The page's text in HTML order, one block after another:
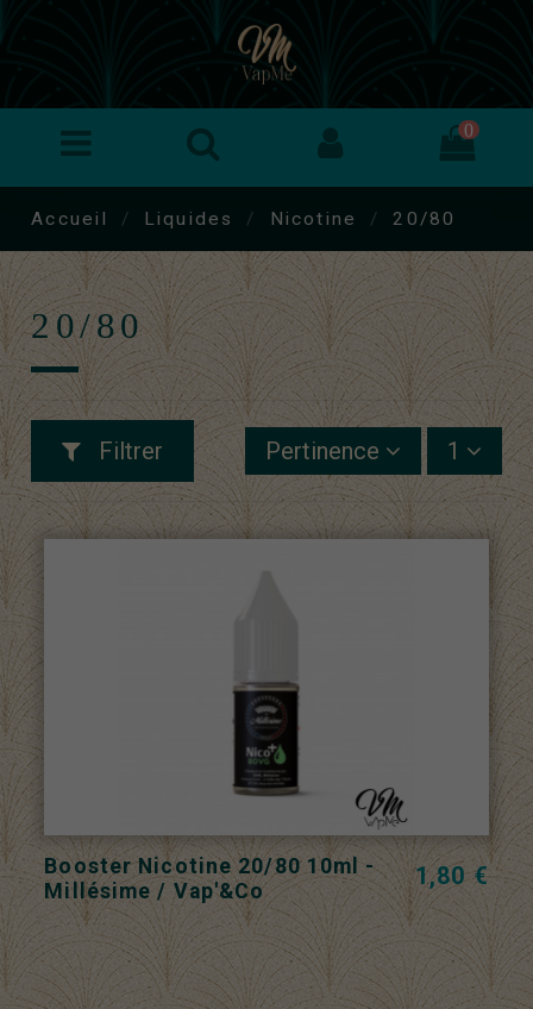
0
Accueil Liquides Nicotine 20/80
20/80
Filtrer Pertinence 1
Booster Nicotine 20/80 10ml -
Millésime / Vap'&Co
1,80 €